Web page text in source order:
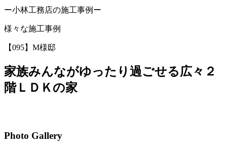
ー小林工務店の施工事例ー
様々な施工事例
【095】M様邸
家族みんながゆったり過ごせる広々２
階ＬＤＫの家
Photo Gallery